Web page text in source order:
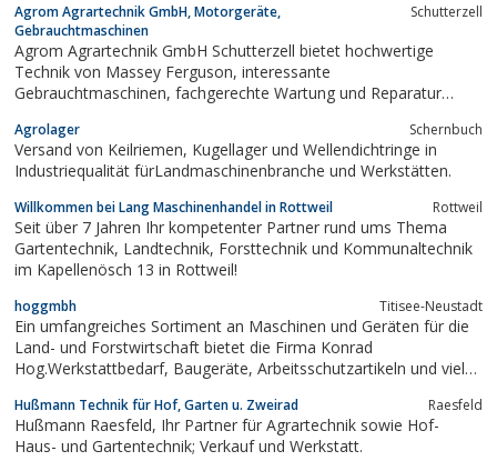
Agrom Agrartechnik GmbH, Motorgeräte,
Gebrauchtmaschinen
Schutterzell
Agrom Agrartechnik GmbH Schutterzell bietet hochwertige
Technik von Massey Ferguson, interessante
Gebrauchtmaschinen, fachgerechte Wartung und Reparatur
Agrolager Schernbuch
Versand von Keilriemen, Kugellager und Wellendichtringe in
Industriequalität fürLandmaschinenbranche und Werkstätten.
Willkommen bei Lang Maschinenhandel in Rottweil Rottweil
Seit über 7 Jahren Ihr kompetenter Partner rund ums Thema
Gartentechnik, Landtechnik, Forsttechnik und Kommunaltechnik
im Kapellenösch 13 in Rottweil!
hoggmbh Titisee-Neustadt
Ein umfangreiches Sortiment an Maschinen und Geräten für die
Land- und Forstwirtschaft bietet die Firma Konrad
Hog.Werkstattbedarf, Baugeräte, Arbeitsschutzartikeln und vieles
Hußmann Technik für Hof, Garten u. Zweirad Raesfeld
Hußmann Raesfeld, Ihr Partner für Agrartechnik sowie Hof-
Haus- und Gartentechnik; Verkauf und Werkstatt.